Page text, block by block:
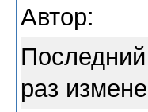
Автор:
Последний
раз